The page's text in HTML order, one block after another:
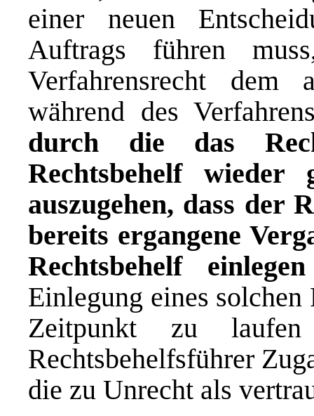
einer neuen
Auftrags führen
Verfahrensrecht dem
während des
durch die das
Rechtsbehelf
auszugehen, dass der
bereits ergangene
Rechtsbehelf
Einlegung eines
Zeitpunkt zu
Rechtsbehelfsführer
die zu Unrecht als